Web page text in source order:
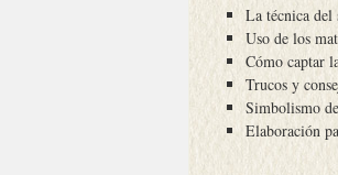
La técnica del
Uso de los
Cómo captar
Trucos y
Simbolismo
Elaboración